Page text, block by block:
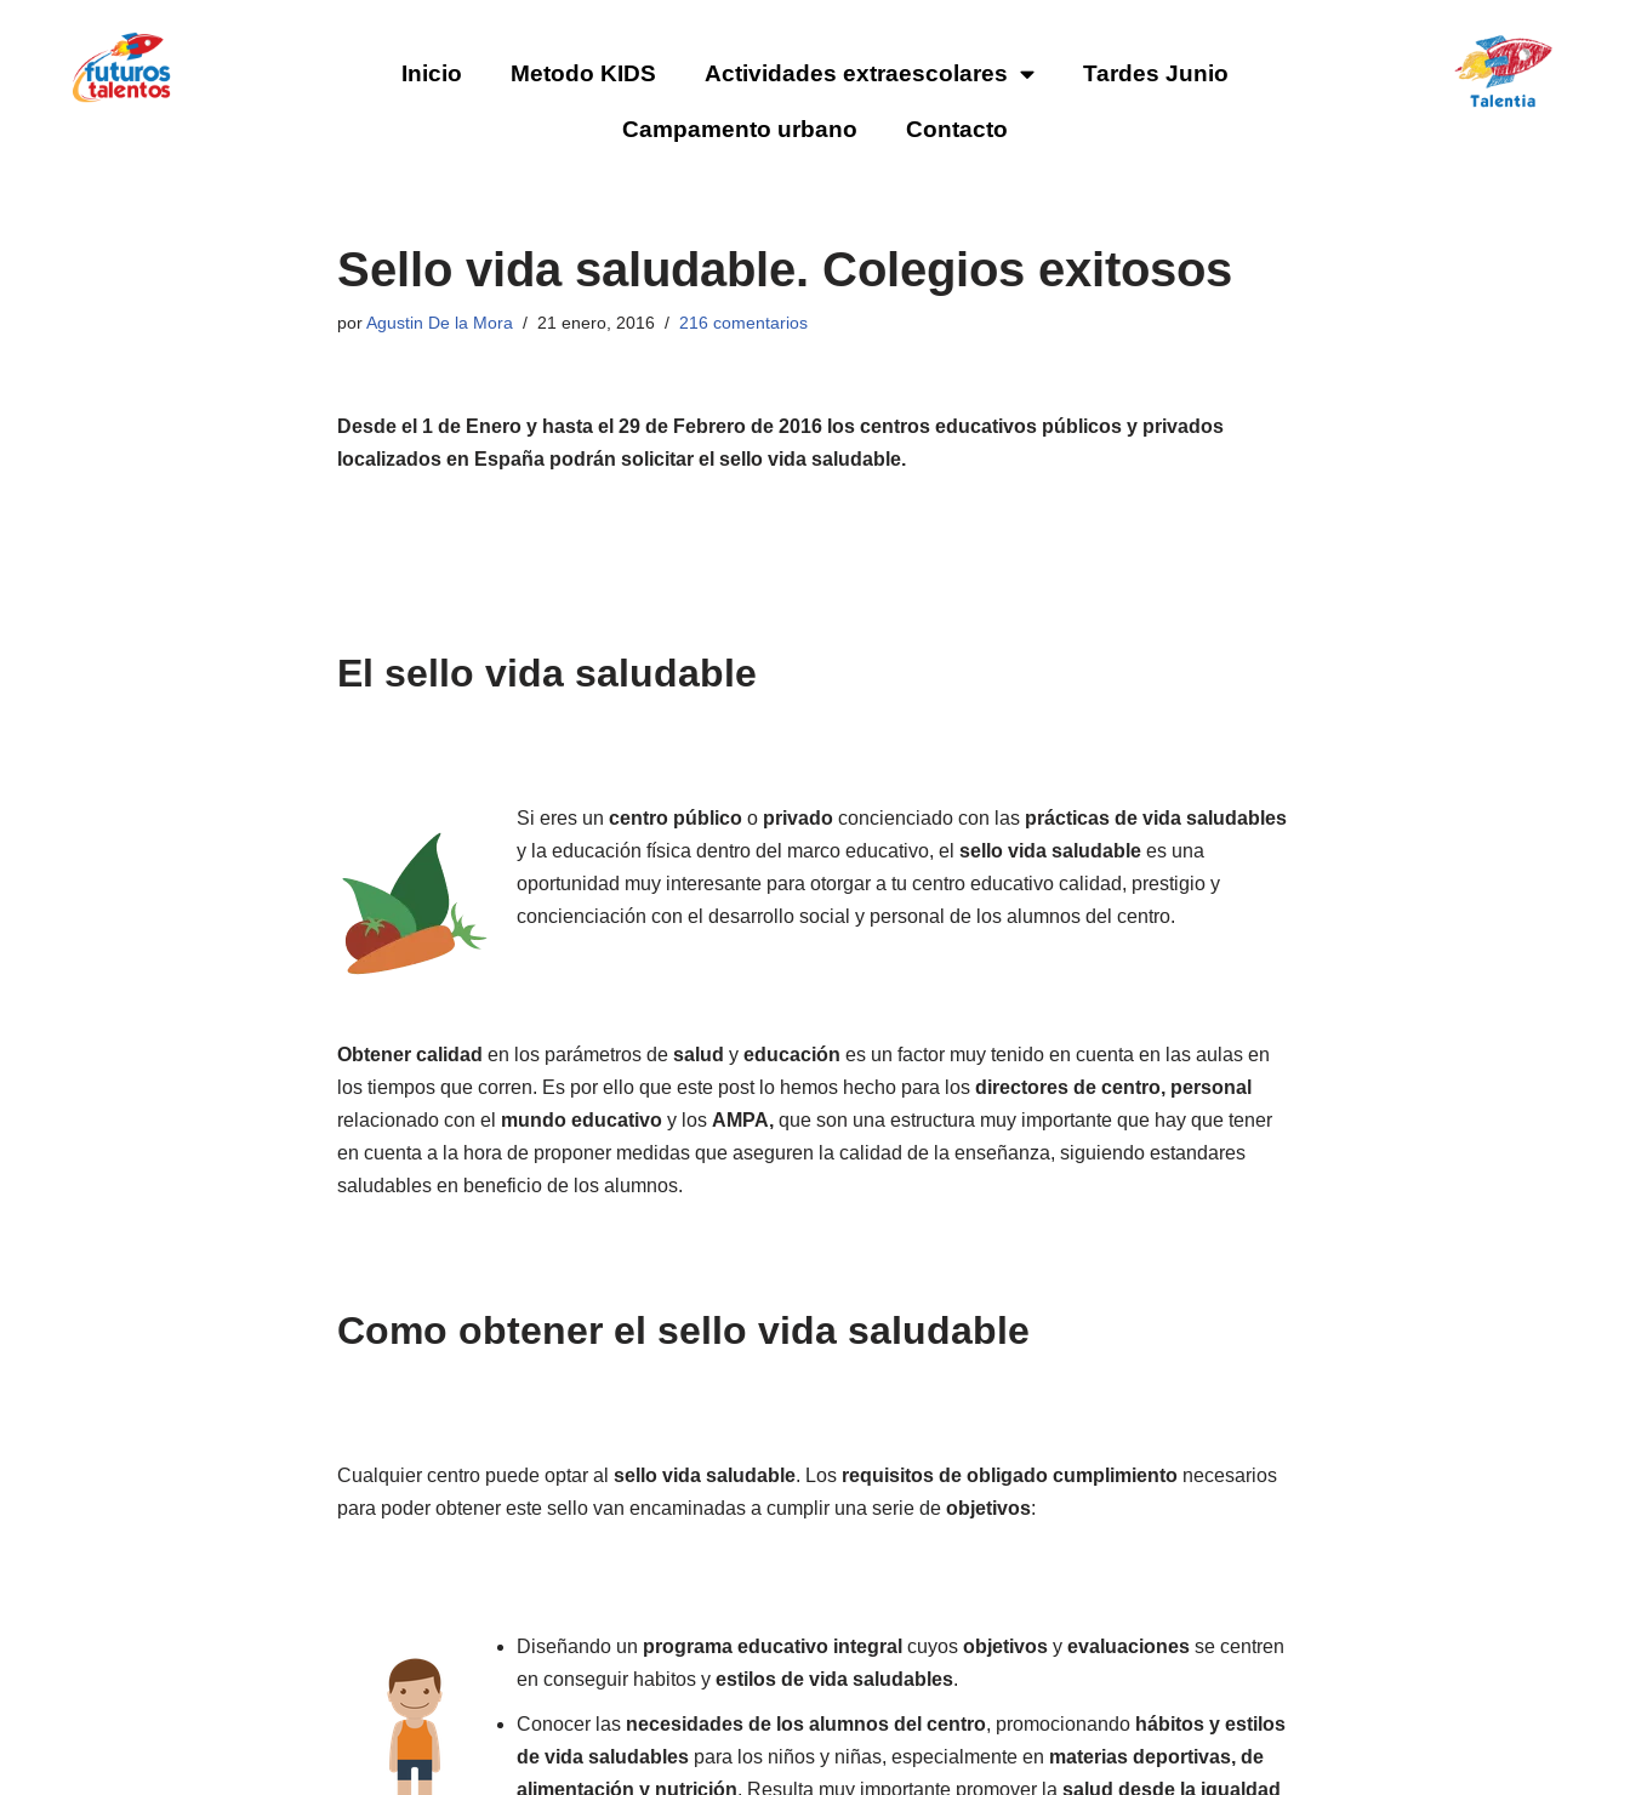
Inicio Metodo KIDS Actividades extraescolares Tardes Junio
Campamento urbano Contacto
Sello vida saludable. Colegios exitosos
porAgustin De la Mora 21 enero, 2016 216 comentarios
Desde el 1 de Enero y hasta el 29 de Febrero de 2016 los centros educativos públicos y privados
localizados en España podrán solicitar el sello vida saludable.
El sello vida saludable
Si eres un centro públicoo privadoconcienciado con las prácticas de vida saludables
y la educación física dentro del marco educativo, el sello vida saludablees una
oportunidad muy interesante para otorgar a tu centro educativo calidad, prestigio y
concienciación con el desarrollo social y personal de los alumnos del centro.
Obtener calidad en los parámetros de salud y educación es un factor muy tenido en cuenta en las aulas en
los tiempos que corren. Es por ello que este post lo hemos hecho para los directores de centro, personal
relacionado con el mundo educativoy los AMPA, que son una estructura muy importante que hay que tener
en cuenta a la hora de proponer medidas que aseguren la calidad de la enseñanza, siguiendo estandares
saludables en beneficio de los alumnos.
Como obtener el sello vida saludable
Cualquier centro puede optar al sello vida saludable. Los requisitos de obligado cumplimientonecesarios
para poder obtener este sello van encaminadas a cumplir una serie de objetivos:
Diseñando un programa educativo integral cuyos objetivosy evaluacionesse centren
en conseguir habitos y estilos de vida saludables.
Conocer las necesidades de los alumnos del centro, promocionando hábitos y estilos
de vida saludablespara los niños y niñas, especialmente en materias deportivas, de
alimentación y nutrición. Resulta muy importante promover la salud desde la igualdad